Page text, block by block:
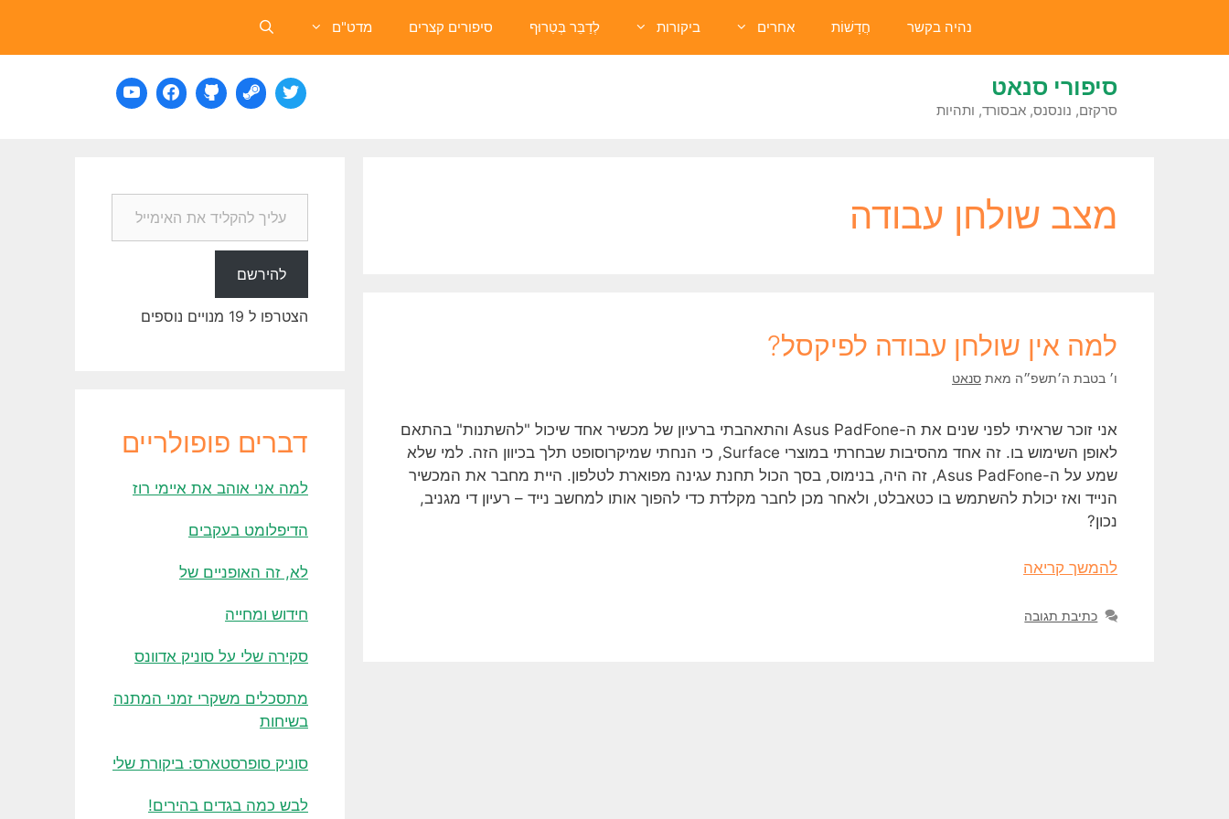
נהיה בקשר חֲדָשׁוֹת אחרים ביקורות לְדַבֵּר בְּטִרוּף סיפורים קצרים מדט"ם
סיפורי סנאט
סרקזם, נונסנס, אבסורד, ותהיות
מצב שולחן עבודה
למה אין שולחן עבודה לפיקסל?
ו׳ בטבת ה׳תשפ״ה מאת סנאט
אני זוכר שראיתי לפני שנים את ה-Asus PadFone והתאהבתי ברעיון של מכשיר אחד שיכול "להשתנות" בהתאם
לאופן השימוש בו. זה אחד מהסיבות שבחרתי במוצרי Surface, כי הנחתי שמיקרוסופט תלך בכיוון הזה. למי שלא
שמע על ה-Asus PadFone, זה היה, בנימוס, בסך הכול תחנת עגינה מפוארת לטלפון. היית מחבר את המכשיר
הנייד ואז יכולת להשתמש בו כטאבלט, ולאחר מכן לחבר מקלדת כדי להפוך אותו למחשב נייד – רעיון די מגניב,
נכון?
להמשך קריאה
כתיבת תגובה
עליך להקליד את האימייל שלך…
להירשם
הצטרפו ל 19 מנויים נוספים
דברים פופולריים
למה אני אוהב את איימי רוז
הדיפלומט בעקבים
לא, זה האופניים של
חידוש ומחייה
סקירה שלי על סוניק אדוונס
מתסכלים משקרי זמני המתנה
בשיחות
סוניק סופרסטארס: ביקורת שלי
לבש כמה בגדים בהירים!